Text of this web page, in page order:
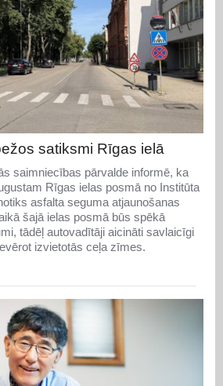
satiksmi Rīgas ielā
saimniecības pārvalde informē, ka
Rīgas ielas posmā no Institūta
asfalta seguma atjaunošanas
šajā ielas posmā būs spēkā
tādēļ autovadītāji aicināti savlaicīgi
izvietotās ceļa zīmes.